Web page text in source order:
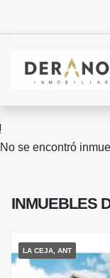
No se encontró
INMUEBLES
LA CEJA, ANT